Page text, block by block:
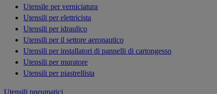
Utensile per verniciatura
Utensili per elettricista
Utensili per idraulico
Utensili per il settore aeronautico
Utensili per installatori di pannelli di cartongesso
Utensili per muratore
Utensili per piastrellista
Utensili pneumatici